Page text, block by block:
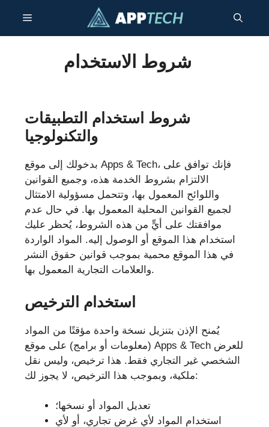
المحتوى
قائمة
شروط الاستخدام
شروط استخدام التطبيقات
والتكنولوجيا
بدخولك إلى موقع Apps & Tech، فإنك توافق على
الالتزام بشروط الخدمة هذه، وجميع القوانين
واللوائح المعمول بها، وتتحمل مسؤولية الامتثال
لجميع القوانين المحلية المعمول بها. في حال عدم
موافقتك على أيٍّ من هذه الشروط، يُحظر عليك
استخدام هذا الموقع أو الوصول إليه. المواد الواردة
في هذا الموقع محمية بموجب قوانين حقوق النشر
والعلامات التجارية المعمول بها.
استخدام الترخيص
يُمنح الإذن بتنزيل نسخة واحدة مؤقتًا من المواد
(معلومات أو برامج) على موقع Apps & Tech للعرض
الشخصي غير التجاري فقط. هذا ترخيص، وليس نقل
ملكية، وبموجب هذا الترخيص، لا يجوز لك:
تعديل المواد أو نسخها؛
استخدام المواد لأي غرض تجاري، أو لأي